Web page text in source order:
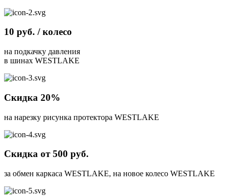
10 руб. / колесо
на подкачку давления
в шинах WESTLAKE
Скидка 20%
на нарезку рисунка протектора WESTLAKE
Скидка от 500 руб.
за обмен каркаса WESTLAKE, на новое колесо WESTLAKE